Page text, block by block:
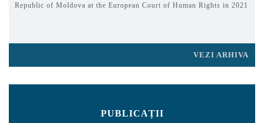
Republic of Moldova at the European Court of Human Rights in 2021
VEZI ARHIVA
PUBLICAȚII